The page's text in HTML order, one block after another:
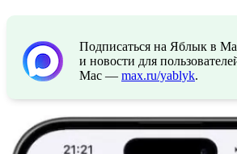
Подписаться на Яблык в
и новости для
Mac — max.ru/yablyk.